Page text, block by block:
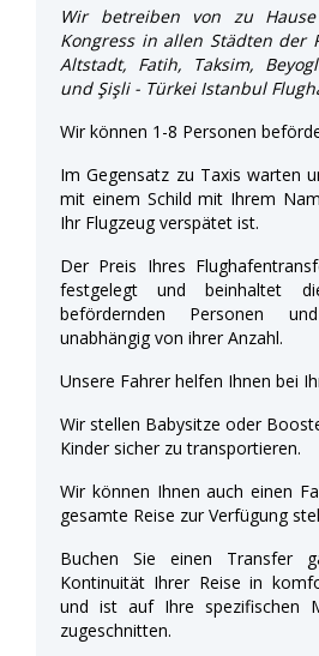
Wir betreiben von zu
Kongress in allen Städten der
Altstadt, Fatih, Taksim,
und Şişli - Türkei Istanbul
Wir können 1-8 Personen
Im Gegensatz zu Taxis warten
mit einem Schild mit Ihrem
Ihr Flugzeug verspätet ist.
Der Preis Ihres
festgelegt und beinhaltet
befördernden Personen
unabhängig von ihrer Anzahl.
Unsere Fahrer helfen Ihnen bei
Wir stellen Babysitze oder
Kinder sicher zu transportieren.
Wir können Ihnen auch einen
gesamte Reise zur Verfügung
Buchen Sie einen Transfer
Kontinuität Ihrer Reise in
und ist auf Ihre spezifischen
zugeschnitten.